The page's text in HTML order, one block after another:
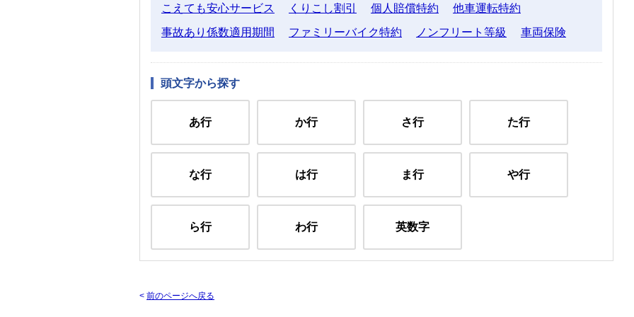
こえても安心サービス くりこし割引 個人賠償特約
他車運転特約
事故あり係数適用期間
ファミリーバイク特約 ノンフリート等級 車両保険
頭文字から探す
あ行 か行 さ行 た行
な行 は行 ま行 や行
ら行 わ行 英数字
< 前のページへ戻る